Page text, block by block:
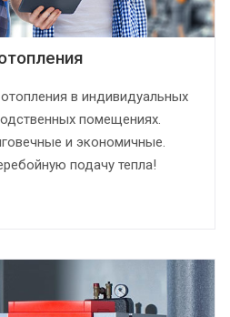
в индивидуальных
помещениях.
и экономичные.
подачу тепла!